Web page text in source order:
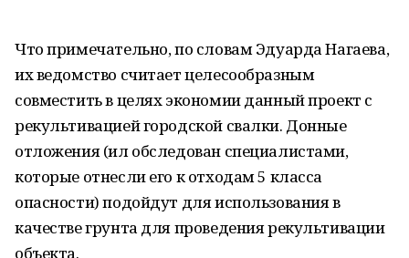
Что примечательно, по словам Эдуарда Нагаева,
их ведомство считает целесообразным
совместить в целях экономии данный проект с
рекультивацией городской свалки. Донные
отложения (ил обследован специалистами,
которые отнесли его к отходам 5 класса
опасности) подойдут для использования в
качестве грунта для проведения рекультивации
объекта.